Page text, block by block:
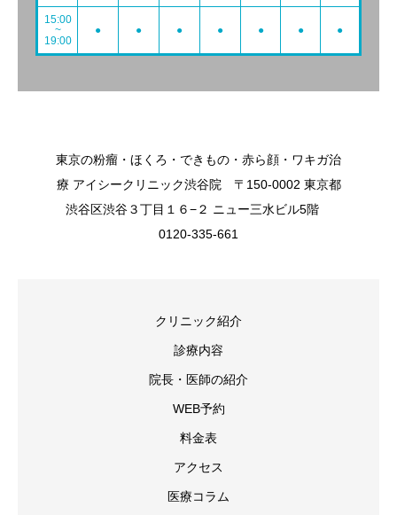
15:00
~
19:00
● ● ● ● ● ● ●
東京の粉瘤・ほくろ・できもの・赤ら顔・ワキガ治
療 アイシークリニック渋谷院 〒150-0002 東京都
渋谷区渋谷３丁目１６−２ ニュー三水ビル5階
0120-335-661
クリニック紹介
診療内容
院長・医師の紹介
WEB予約
料金表
アクセス
医療コラム